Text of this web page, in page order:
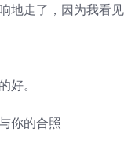
走了，因为我看见
。
你的合照